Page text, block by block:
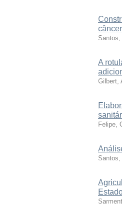
A
Gilbert,
Felipe,